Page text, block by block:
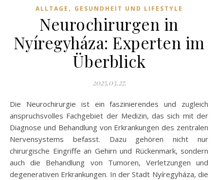
ALLTAGE , GESUNDHEIT UND LIFESTYLE
Neurochirurgen in
Nyíregyháza: Experten im
Überblick
2025.03.27.
Die Neurochirurgie ist ein faszinierendes und zugleich
anspruchsvolles Fachgebiet der Medizin, das sich mit der
Diagnose und Behandlung von Erkrankungen des zentralen
Nervensystems befasst. Dazu gehören nicht nur
chirurgische Eingriffe an Gehirn und Rückenmark, sondern
auch die Behandlung von Tumoren, Verletzungen und
degenerativen Erkrankungen. In der Stadt Nyíregyháza, die